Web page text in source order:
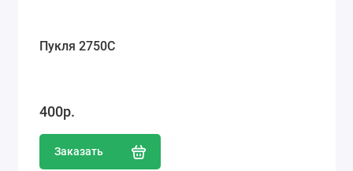
Пукля 2750С
400р.
Заказать